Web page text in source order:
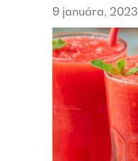
9 januára, 2023